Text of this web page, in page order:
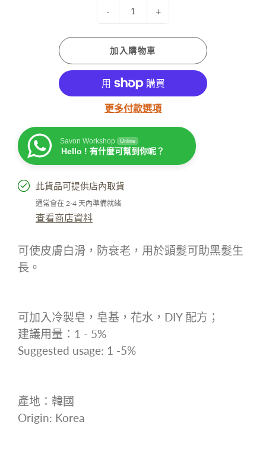
- +
加入購物車
更多付款選項
Savon Workshop Online
Hello ! 有什麼可幫到你呢？
此貨品可提供店內取貨
通常會在 2-4 天內準備就緒
查看商店資料
可使皮膚白滑，防衰老，用於頭髮可助黑髮生
長。
可加入冷製皂，皂基，花水， DIY 配方；
建議用量： 1 - 5%
Suggested usage: 1 -5%
產地：韓國
Origin: Korea